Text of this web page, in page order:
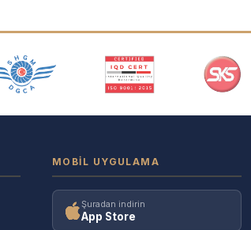
MOBIL UYGULAMA
Şuradan indirin
App Store